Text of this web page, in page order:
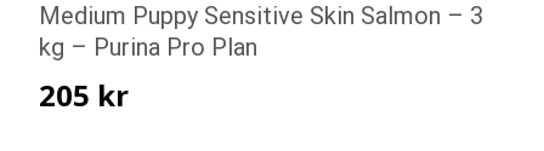
Medium Puppy Sensitive Skin Salmon – 3
kg – Purina Pro Plan
205 kr